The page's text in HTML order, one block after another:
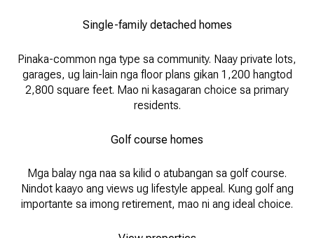
Single-family detached homes
Pinaka-common nga type sa community. Naay private lots,
garages, ug lain-lain nga floor plans gikan 1,200 hangtod
2,800 square feet. Mao ni kasagaran choice sa primary
residents.
Golf course homes
Mga balay nga naa sa kilid o atubangan sa golf course.
Nindot kaayo ang views ug lifestyle appeal. Kung golf ang
importante sa imong retirement, mao ni ang ideal choice.